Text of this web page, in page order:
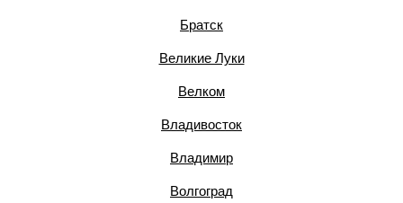
Братск
Великие Луки
Велком
Владивосток
Владимир
Волгоград